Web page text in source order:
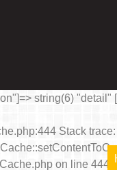
string(6) "detail"
Stack
on line 444